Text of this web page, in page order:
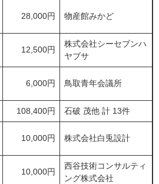
28,000円 物産館みかど
12,500円
株式会社シーセブンハ
ヤブサ
6,000円 鳥取青年会議所
108,400円 石破 茂他 計 13件
10,000円 株式会社白兎設計
10,000円
西谷技術コンサルティ
ング株式会社